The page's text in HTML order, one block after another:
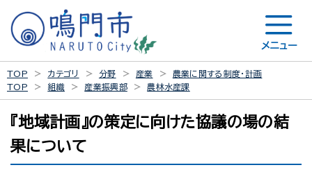
メニュー
TOP カテゴリ 分野 産業
農業に関する制度・計画
TOP
組織 産業振興部 農林水産課
『地域計画』の策定に向けた協議の場の結
果について